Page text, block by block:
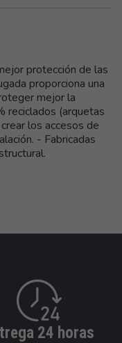
protección de las
proporciona una
mejor la
reciclados (arquetas
los accesos de
- Fabricadas
24 horas